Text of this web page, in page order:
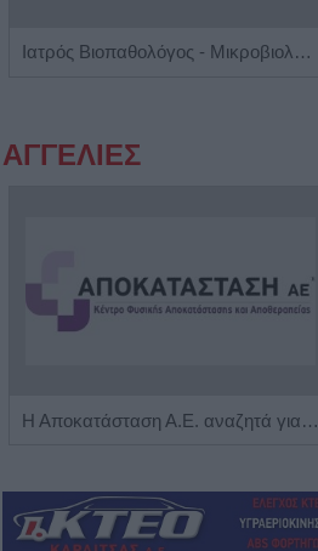
Ιατρός Βιοπαθολόγος - Μικροβιολόγος 'Παγάνα Μάγδα'
ΑΓΓΕΛΙΕΣ
Η Αποκατάσταση Α.Ε. αναζητά για εργασία Νοσηλευτές και Βοηθούς Νοσηλευτές